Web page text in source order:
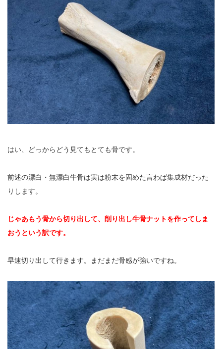
はい、どっからどう見てもとても骨です。
前述の漂白・無漂白牛骨は実は粉末を固めた言わば集成材だった
りします。
じゃあもう骨から切り出して、削り出し牛骨ナットを作ってしま
おうという訳です。
早速切り出して行きます。まだまだ骨感が強いですね。